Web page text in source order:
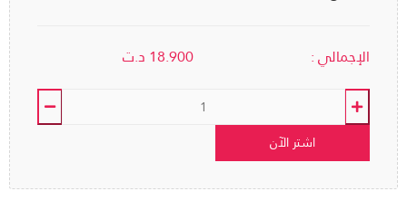
الإجمالي : 18.900 د.ت
اشتر الآن